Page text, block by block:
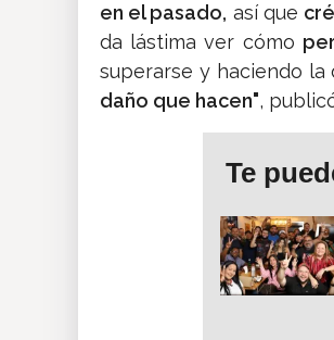
en el pasado, así que
da lástima ver cómo
superarse y haciendo
daño que hacen",
Te